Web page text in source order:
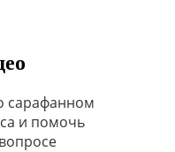
сарафанном
и помочь